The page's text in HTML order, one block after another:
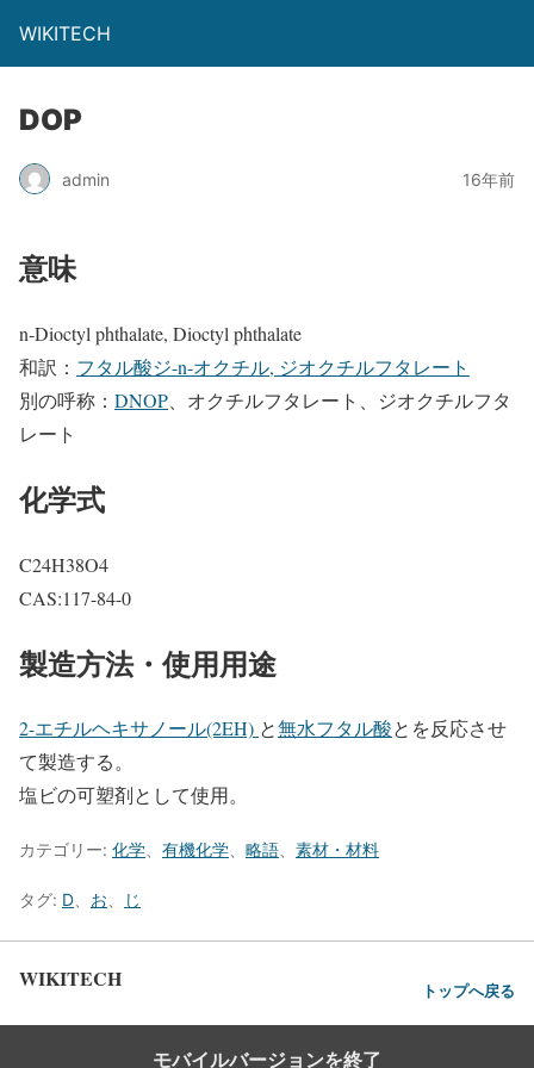
WIKITECH
DOP
admin 16年前
意味
n-Dioctyl phthalate, Dioctyl phthalate
和訳： フタル酸ジ-n-オクチル, ジオクチルフタレート
別の呼称： DNOP 、オクチルフタレート、ジオクチルフタ
レート
化学式
C24H38O4
CAS:117-84-0
製造方法・使用用途
2-エチルヘキサノール(2EH) と無水フタル酸とを反応させ
て製造する。
塩ビの可塑剤として使用。
カテゴリー: 化学、 有機化学、 略語、 素材・材料
タグ: D、 お、 じ
WIKITECH トップへ戻る
モバイルバージョンを終了